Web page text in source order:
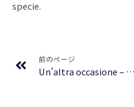
specie.
前のページ
Un’altra occasione – Libri Italiani